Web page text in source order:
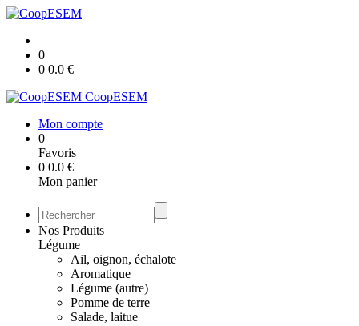
0
0 0.0 €
CoopESEM
Mon compte
0
Favoris
0 0.0 €
Mon panier
Nos Produits
Légume
Ail, oignon, échalote
Aromatique
Légume (autre)
Pomme de terre
Salade, laitue